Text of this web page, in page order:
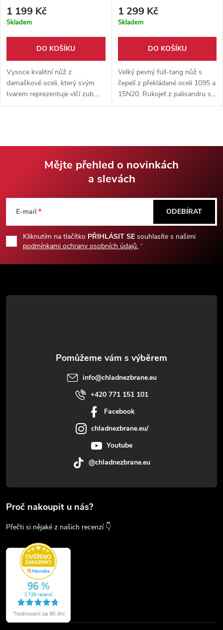
1 199 Kč
Skladem
DO KOŠÍKU
Vysoce kvalitní nůž z
damaškové oceli, který svým
tvarem reprezentuje vlčí zub.
Ostrý a funkční nůž, který ocení
1 299 Kč
Skladem
DO KOŠÍKU
Velký pevný full-tang nůž s
čepelí z překládané oceli 1095 a
15N20. Rukojeť z palisandru s
vygravírovanými vikingskými
p
a
Mějte přehled o novinkách
a slevách
E-mail
Kliknutím na tlačítko PŘIHLÁSIT SE souhlasíte s našimi
podmínkami ochrany osobních údajů.
ODEBÍRAT
info@chladnezbrane.eu
+420 771 151 101
Facebook
chladnezbrane.eu/
Youtube
@chladnezbrane.eu
Proč nakoupit u nás?
Přečti si nějaké z našich recenzí 👇